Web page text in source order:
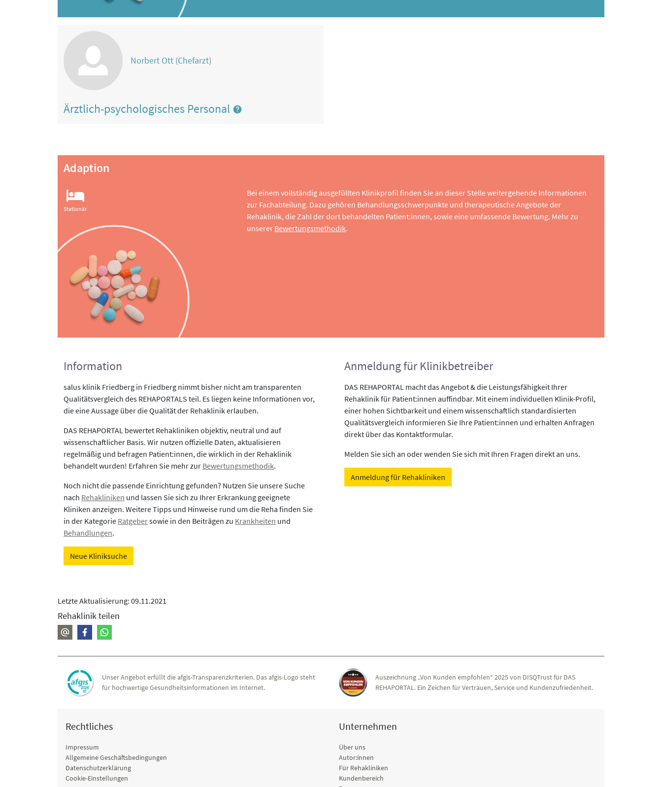
Norbert Ott (Chefarzt)
Ärztlich-psychologisches Personal
Adaption
Stationär
Bei einem vollständig ausgefüllten Klinikprofil finden Sie an dieser Stelle weitergehende Informationen
zur Fachabteilung. Dazu gehören Behandlungsschwerpunkte und therapeutische Angebote der
Rehaklinik, die Zahl der dort behandelten Patient:innen, sowie eine umfassende Bewertung. Mehr zu
unserer Bewertungsmethodik.
Information
salus klinik Friedberg in Friedberg nimmt bisher nicht am transparenten
Qualitätsvergleich des REHAPORTALS teil. Es liegen keine Informationen vor,
die eine Aussage über die Qualität der Rehaklinik erlauben.
DAS REHAPORTAL bewertet Rehakliniken objektiv, neutral und auf
wissenschaftlicher Basis. Wir nutzen offizielle Daten, aktualisieren
regelmäßig und befragen Patient:innen, die wirklich in der Rehaklinik
behandelt wurden! Erfahren Sie mehr zur Bewertungsmethodik.
Noch nicht die passende Einrichtung gefunden? Nutzen Sie unsere Suche
nach Rehakliniken und lassen Sie sich zu Ihrer Erkrankung geeignete
Kliniken anzeigen. Weitere Tipps und Hinweise rund um die Reha finden Sie
in der Kategorie Ratgebersowie in den Beiträgen zu Krankheiten und
Behandlungen.
Neue Kliniksuche
Anmeldung für Klinikbetreiber
DAS REHAPORTAL macht das Angebot & die Leistungsfähigkeit Ihrer
Rehaklinik für Patient:innen auffindbar. Mit einem individuellen Klinik-Profil,
einer hohen Sichtbarkeit und einem wissenschaftlich standardisierten
Qualitätsvergleich informieren Sie Ihre Patient:innen und erhalten Anfragen
direkt über das Kontaktformular.
Melden Sie sich an oder wenden Sie sich mit Ihren Fragen direkt an uns.
Anmeldung für Rehakliniken
Letzte Aktualisierung: 09.11.2021
Rehaklinik teilen
Unser Angebot erfüllt die afgis-Transparenzkriterien. Das afgis-Logo steht
für hochwertige Gesundheitsinformationen im Internet.
Auszeichnung „Von Kunden empfohlen“ 2025 von DISQTrust für DAS
REHAPORTAL. Ein Zeichen für Vertrauen, Service und Kundenzufriedenheit.
Rechtliches
Impressum
Allgemeine Geschäftsbedingungen
Datenschutzerklärung
Cookie-Einstellungen
Unternehmen
Über uns
Autor:innen
Für Rehakliniken
Kundenbereich